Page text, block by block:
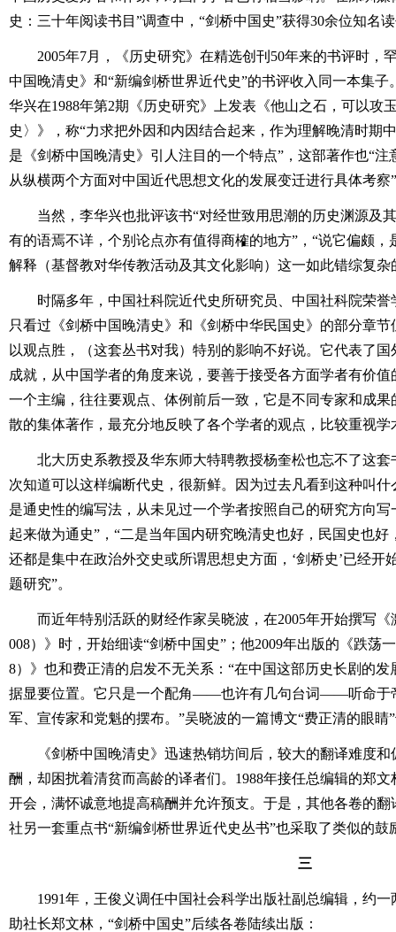
史：三十年阅读书目”调查中，“剑桥中国史”获得30余位知名
2005年7月，《历史研究》在精选创刊50年来的书评时，
中国晚清史》和“新编剑桥世界近代史”的书评收入同一本集
华兴在1988年第2期《历史研究》上发表《他山之石，可以
史〉》，称“力求把外因和内因结合起来，作为理解晚清时期
是《剑桥中国晚清史》引人注目的一个特点”，这部著作也“
从纵横两个方面对中国近代思想文化的发展变迁进行具体考察
当然，李华兴也批评该书“对经世致用思潮的历史渊源及
有的语焉不详，个别论点亦有值得商榷的地方”，“说它偏颇
解释（基督教对华传教活动及其文化影响）这一如此错综复杂
时隔多年，中国社科院近代史所研究员、中国社科院荣
只看过《剑桥中国晚清史》和《剑桥中华民国史》的部分章节
以观点胜，（这套丛书对我）特别的影响不好说。它代表了
成就，从中国学者的角度来说，要善于接受各方面学者有价值
一个主编，往往要观点、体例前后一致，它是不同专家和成
散的集体著作，最充分地反映了各个学者的观点，比较重视学
北大历史系教授及华东师大特聘教授杨奎松也忘不了这
次知道可以这样编断代史，很新鲜。因为过去凡看到这种叫
是通史性的编写法，从未见过一个学者按照自己的研究方向
起来做为通史”，“二是当年国内研究晚清史也好，民国史也
还都是集中在政治外交史或所谓思想史方面，‘剑桥史’已经开
题研究”。
而近年特别活跃的财经作家吴晓波，在2005年开始撰写《
008）》时，开始细读“剑桥中国史”；他2009年出版的《跌荡
8）》也和费正清的启发不无关系：“在中国这部历史长剧的
据显要位置。它只是一个配角――也许有几句台词――听命于
军、宣传家和党魁的摆布。”吴晓波的一篇博文“费正清的眼睛
《剑桥中国晚清史》迅速热销坊间后，较大的翻译难度
酬，却困扰着清贫而高龄的译者们。1988年接任总编辑的郑
开会，满怀诚意地提高稿酬并允许预支。于是，其他各卷的
社另一套重点书“新编剑桥世界近代史丛书”也采取了类似的鼓
三
1991年，王俊义调任中国社会科学出版社副总编辑，约
助社长郑文林，“剑桥中国史”后续各卷陆续出版：